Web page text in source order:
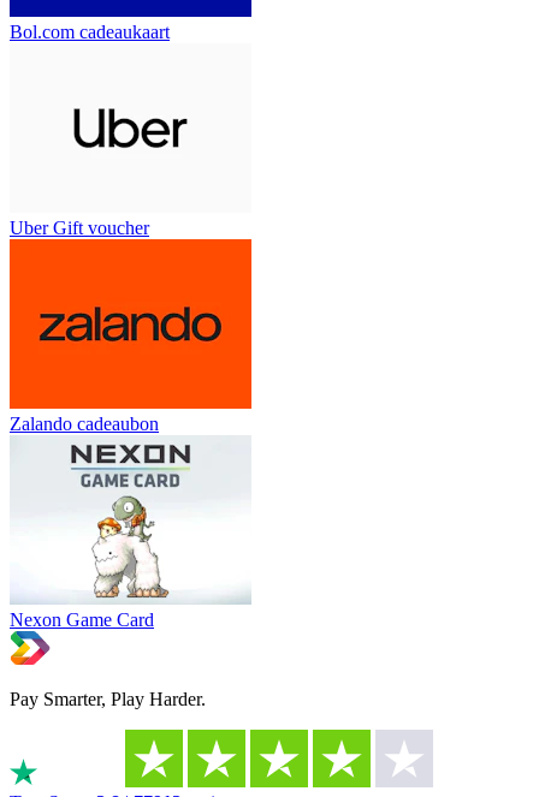
Bol.com cadeaukaart
Uber Gift voucher
Zalando cadeaubon
Nexon Game Card
Pay Smarter, Play Harder.